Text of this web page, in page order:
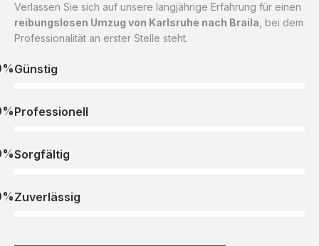
Verlassen Sie sich auf unsere langjährige Erfahrung für einen
reibungslosen Umzug von Karlsruhe nach Braila , bei dem
Professionalität an erster Stelle steht.
Günstig
Professionell
Sorgfältig
Zuverlässig